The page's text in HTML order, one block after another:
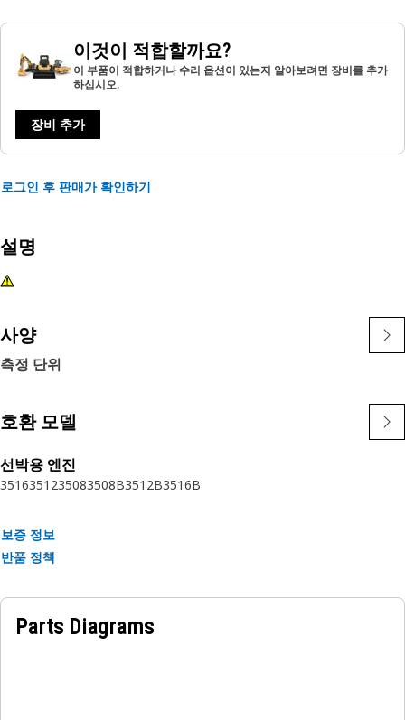
이것이 적합할까요?
이 부품이 적합하거나 수리 옵션이 있는지 알아보려면 장비를 추가
하십시오.
장비 추가
로그인 후 판매가 확인하기
설명
사양
측정 단위
호환 모델
선박용 엔진
3516351235083508B3512B3516B
보증 정보
반품 정책
Parts Diagrams